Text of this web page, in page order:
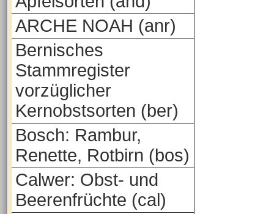
ARCHE NOAH (anr)
Bernisches
Stammregister
vorzüglicher
Kernobstsorten (ber)
Bosch: Rambur,
Renette, Rotbirn (bos)
Calwer: Obst- und
Beerenfrüchte (cal)